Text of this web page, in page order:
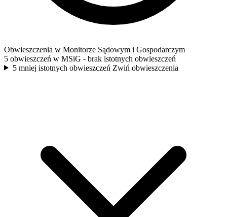
Obwieszczenia w Monitorze Sądowym i Gospodarczym
5 obwieszczeń w MSiG - brak istotnych obwieszczeń
5 mniej istotnych obwieszczeń Zwiń obwieszczenia